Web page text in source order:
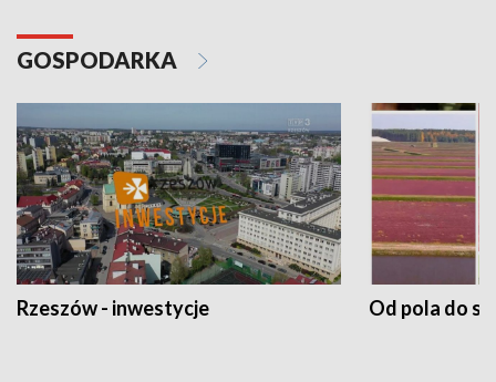
GOSPODARKA
Rzeszów - inwestycje Od pola do